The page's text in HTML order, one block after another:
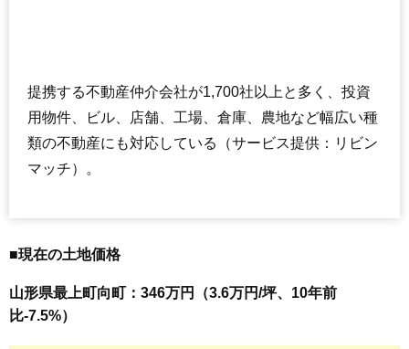
提携する不動産仲介会社が1,700社以上と多く、投資
用物件、ビル、店舗、工場、倉庫、農地など幅広い種
類の不動産にも対応している（サービス提供：リビン
マッチ）。
■現在の土地価格
山形県最上町向町：346万円（3.6万円/坪、10年前
比-7.5%）